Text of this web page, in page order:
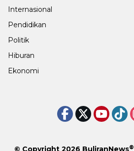
Internasional
Pendidikan
Politik
Hiburan
Ekonomi
© Copyright 2026 BuliranNews®